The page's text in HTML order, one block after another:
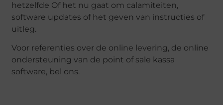
hetzelfde Of het nu gaat om calamiteiten,
software updates of het geven van instructies of
uitleg.
Voor referenties over de online levering, de online
ondersteuning van de point of sale kassa
software, bel ons.